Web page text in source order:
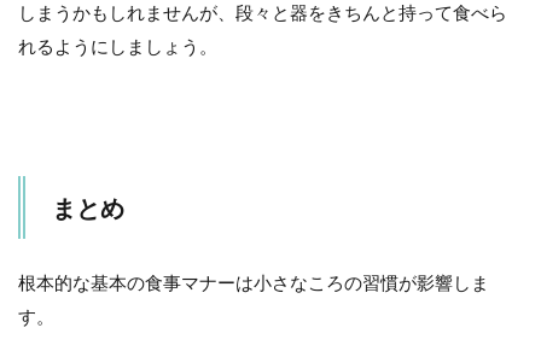
しまうかもしれませんが、段々と器をきちんと持って食べら
れるようにしましょう。
まとめ
根本的な基本の食事マナーは小さなころの習慣が影響しま
す。